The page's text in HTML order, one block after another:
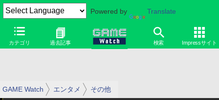
Powered by Translate
カテゴリ 過去記事 検索 Impressサイト
GAME Watch エンタメ その他